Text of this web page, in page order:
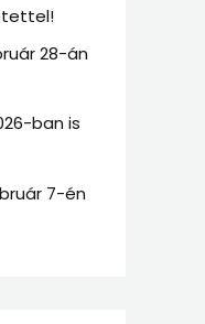
28-án
ban is
7-én